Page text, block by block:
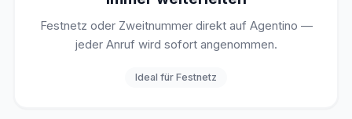
Festnetz oder Zweitnummer direkt auf Agentino —
jeder Anruf wird sofort angenommen.
Ideal für Festnetz